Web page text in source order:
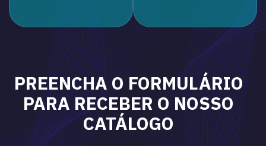
PREENCHA O FORMULÁRIO
PARA RECEBER O NOSSO
CATÁLOGO